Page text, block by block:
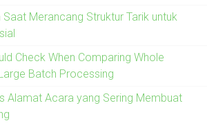
Merancang Struktur Tarik untuk
Check When Comparing Whole
Batch Processing
Alamat Acara yang Sering Membuat